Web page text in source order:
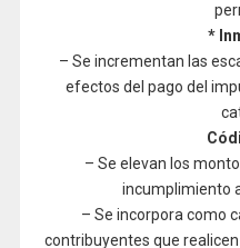
*
– Se incrementan las
efectos del pago del
– Se elevan los
incumplimiento
– Se incorpora como
contribuyentes que